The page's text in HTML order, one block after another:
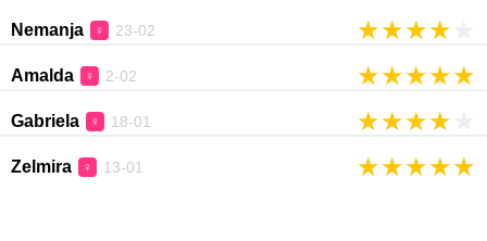
Nemanja ♀ 23-02 ★★★★
Amalda ♀ 2-02 ★★★★★
Gabriela ♀ 18-01 ★★★★
Zelmira ♀ 13-01 ★★★★★